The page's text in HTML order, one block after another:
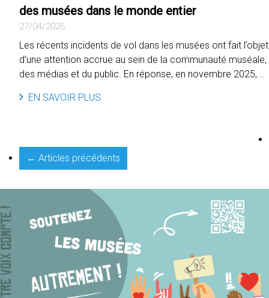
des musées dans le monde entier
27/04/2026
Les récents incidents de vol dans les musées ont fait l’objet
d’une attention accrue au sein de la communauté muséale,
des médias et du public. En réponse, en novembre 2025,...
EN SAVOIR PLUS
← Articles précédents